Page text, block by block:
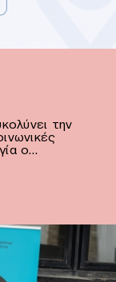
την
ο…